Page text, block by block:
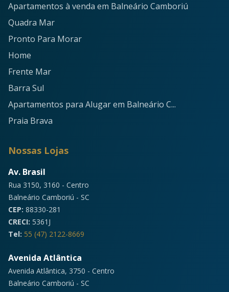
Apartamentos à venda em Balneário Camboriú
Quadra Mar
Pronto Para Morar
Home
Frente Mar
Barra Sul
Apartamentos para Alugar em Balneário C...
Praia Brava
Nossas Lojas
Av. Brasil
Rua 3150, 3160 - Centro
Balneário Camboriú - SC
CEP: 88330-281
CRECI: 5361J
Tel: 55 (47) 2122-8669
Avenida Atlântica
Avenida Atlântica, 3750 - Centro
Balneário Camboriú - SC